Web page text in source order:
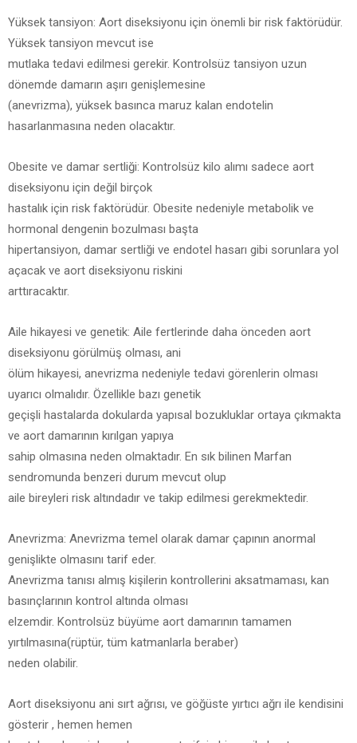
Yüksek tansiyon: Aort diseksiyonu için önemli bir risk faktörüdür.
Yüksek tansiyon mevcut ise
mutlaka tedavi edilmesi gerekir. Kontrolsüz tansiyon uzun
dönemde damarın aşırı genişlemesine
(anevrizma), yüksek basınca maruz kalan endotelin
hasarlanmasına neden olacaktır.
Obesite ve damar sertliği: Kontrolsüz kilo alımı sadece aort
diseksiyonu için değil birçok
hastalık için risk faktörüdür. Obesite nedeniyle metabolik ve
hormonal dengenin bozulması başta
hipertansiyon, damar sertliği ve endotel hasarı gibi sorunlara yol
açacak ve aort diseksiyonu riskini
arttıracaktır.
Aile hikayesi ve genetik: Aile fertlerinde daha önceden aort
diseksiyonu görülmüş olması, ani
ölüm hikayesi, anevrizma nedeniyle tedavi görenlerin olması
uyarıcı olmalıdır. Özellikle bazı genetik
geçişli hastalarda dokularda yapısal bozukluklar ortaya çıkmakta
ve aort damarının kırılgan yapıya
sahip olmasına neden olmaktadır. En sık bilinen Marfan
sendromunda benzeri durum mevcut olup
aile bireyleri risk altındadır ve takip edilmesi gerekmektedir.
Anevrizma: Anevrizma temel olarak damar çapının anormal
genişlikte olmasını tarif eder.
Anevrizma tanısı almış kişilerin kontrollerini aksatmaması, kan
basınçlarının kontrol altında olması
elzemdir. Kontrolsüz büyüme aort damarının tamamen
yırtılmasına(rüptür, tüm katmanlarla beraber)
neden olabilir.
Aort diseksiyonu ani sırt ağrısı, ve göğüste yırtıcı ağrı ile kendisini
gösterir , hemen hemen